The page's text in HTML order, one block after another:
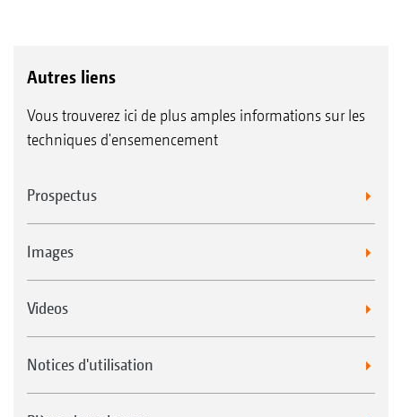
Autres liens
Vous trouverez ici de plus amples informations sur les
techniques d'ensemencement
Prospectus
Images
Videos
Notices d'utilisation